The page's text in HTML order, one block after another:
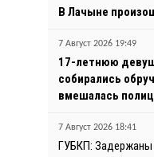
В Лачыне
7 Август 2026 19:49
17-летнюю
собирались
вмешалась
7 Август 2026 18:41
ГУБКП: Задержаны